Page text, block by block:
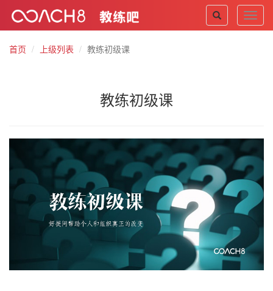
首页
上级列表 教练初级课
教练初级课